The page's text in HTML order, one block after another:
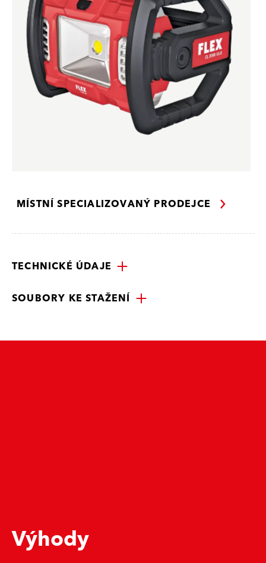
MÍSTNÍ SPECIALIZOVANÝ PRODEJCE
TECHNICKÉ ÚDAJE
SOUBORY KE STAŽENÍ
Výhody